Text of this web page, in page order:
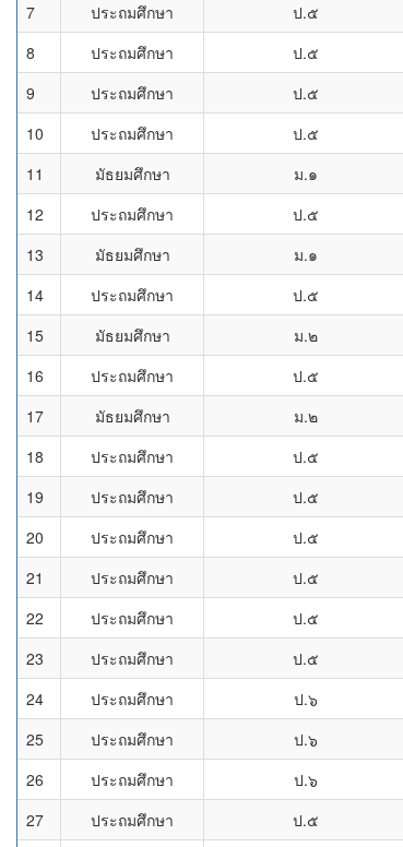
7
ประถมศึกษา ป.๕
8
ประถมศึกษา ป.๕
9
ประถมศึกษา ป.๕
10
ประถมศึกษา ป.๕
11
มัธยมศึกษา ม.๑
12
ประถมศึกษา ป.๕
13
มัธยมศึกษา ม.๑
14
ประถมศึกษา ป.๕
15
มัธยมศึกษา ม.๒
16
ประถมศึกษา ป.๕
17
มัธยมศึกษา ม.๒
18
ประถมศึกษา ป.๕
19
ประถมศึกษา ป.๕
20
ประถมศึกษา ป.๕
21
ประถมศึกษา ป.๕
22
ประถมศึกษา ป.๕
23
ประถมศึกษา ป.๕
24
ประถมศึกษา ป.๖
25
ประถมศึกษา ป.๖
26
ประถมศึกษา ป.๖
27
ประถมศึกษา ป.๕